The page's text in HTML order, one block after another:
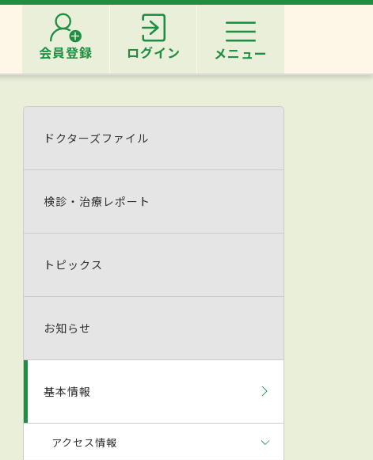
会員登録 ログイン メニュー
ドクターズファイル
検診・治療レポート
トピックス
お知らせ
基本情報
アクセス情報